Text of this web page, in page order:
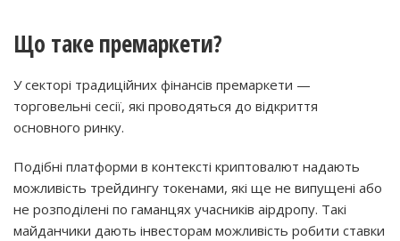
Що таке премаркети?
У секторі традиційних фінансів премаркети —
торговельні сесії, які проводяться до відкриття
основного ринку.
Подібні платформи в контексті криптовалют надають
можливість трейдингу токенами, які ще не випущені або
не розподілені по гаманцях учасників аірдропу. Такі
майданчики дають інвесторам можливість робити ставки